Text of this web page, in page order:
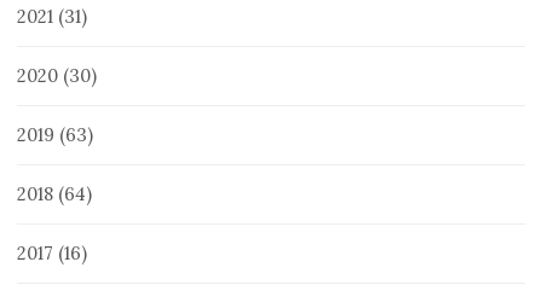
2021 (31)
2020 (30)
2019 (63)
2018 (64)
2017 (16)